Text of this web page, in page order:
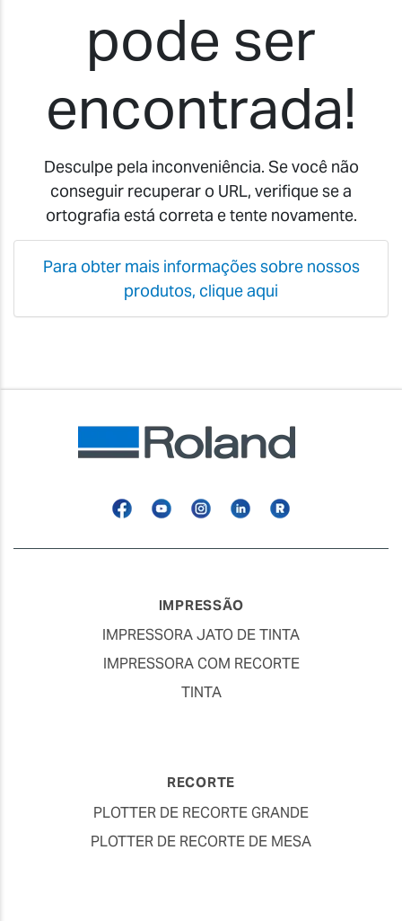
pode ser
encontrada!
Desculpe pela inconveniência. Se você não
conseguir recuperar o URL, verifique se a
ortografia está correta e tente novamente.
Para obter mais informações sobre nossos
produtos, clique aqui
FacebookYouTubeInstagramLinkedinRoland
IMPRESSÃO
IMPRESSORA JATO DE TINTA
IMPRESSORA COM RECORTE
TINTA
RECORTE
PLOTTER DE RECORTE GRANDE
PLOTTER DE RECORTE DE MESA